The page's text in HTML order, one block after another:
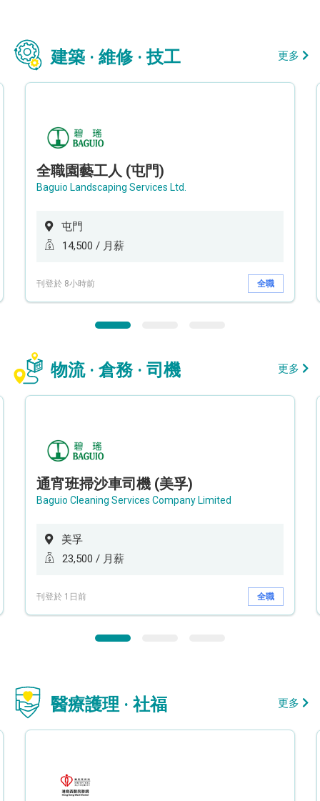
建築 · 維修 · 技工 更多
全職園藝工人 (屯門)
Baguio Landscaping Services Ltd.
屯門
14,500 / 月薪
刊登於 8小時前 全職
物流 · 倉務 · 司機 更多
通宵班掃沙車司機 (美孚)
Baguio Cleaning Services Company Limited
美孚
23,500 / 月薪
刊登於 1日前 全職
醫療護理 · 社福 更多